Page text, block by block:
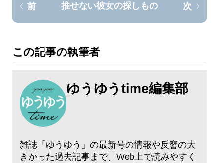
前 推せない彼女の探しもの 次
この記事の執筆者
ゆうゆうtime編集部
雑誌「ゆうゆう」の最新号の情報や反響の大
きかった過去記事まで、Web上で読みやすく